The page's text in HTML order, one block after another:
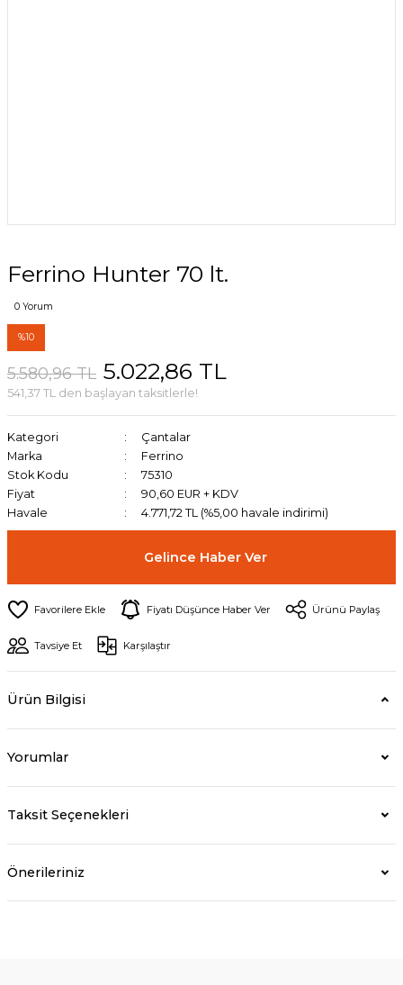
Ferrino Hunter 70 lt.
0 Yorum
%10
5.580,96 TL 5.022,86 TL
541,37 TL den başlayan taksitlerle!
Kategori
Çantalar
Marka
Ferrino
Stok Kodu
75310
Fiyat
90,60 EUR + KDV
Havale
4.771,72 TL (%5,00 havale indirimi)
Gelince Haber Ver
Fiyatı Düşünce Haber Ver Ürünü Paylaş
Tavsiye Et Karşılaştır
Ürün Bilgisi
Yorumlar
Taksit Seçenekleri
Önerileriniz